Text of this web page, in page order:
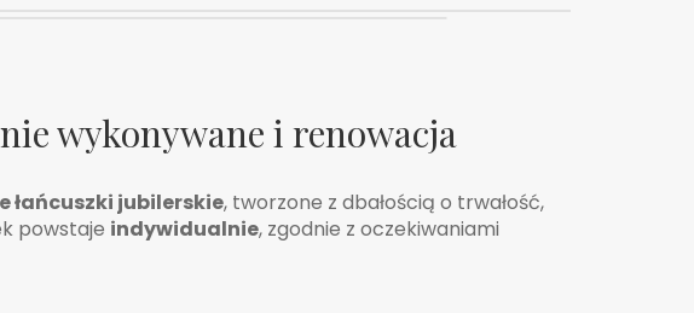
wykonywane i renowacja
łańcuszki jubilerskie, tworzone z dbałością o trwałość,
powstaje indywidualnie, zgodnie z oczekiwaniami